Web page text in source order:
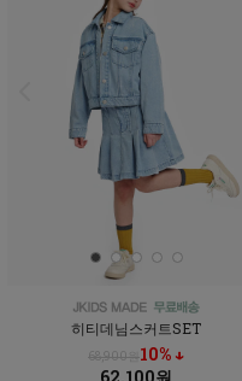
히티데님스커트SET
68,900원10% ↓
62,100원